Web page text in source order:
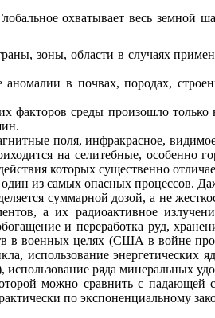
охватывает весь земной
зоны, области в случаях
аномалии в почвах, породах,
факторов среды произошло только
поля, инфракрасное,
на селитебные, особенно
которых существенно
из самых опасных процессов.
суммарной дозой, а не
а их радиоактивное
и переработка руд,
в военных целях (США в войне
использование
использование ряда минеральных
можно сравнить с
по экспоненциальному